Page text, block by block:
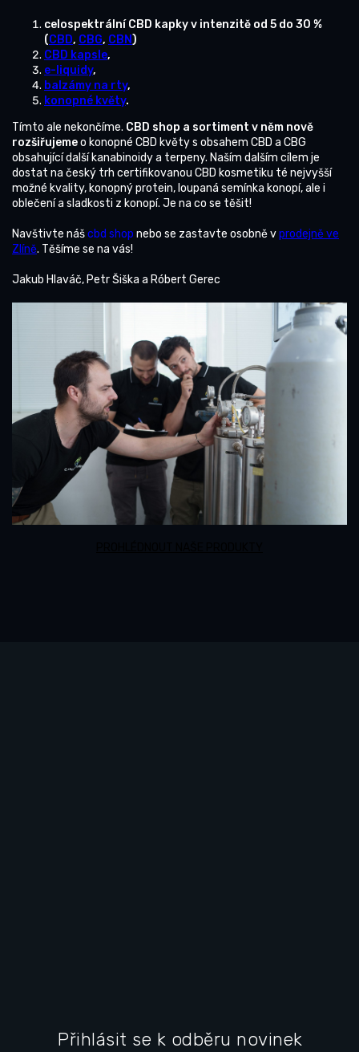
celospektrální CBD kapky v intenzitě od 5 do 30 %
(CBD, CBG, CBN)
CBD kapsle,
e-liquidy,
balzámy na rty,
konopné květy.
Tímto ale nekončíme. CBD shop a sortiment v něm nově
rozšiřujemeo konopné CBD květy s obsahem CBD a CBG
obsahující další kanabinoidy a terpeny. Naším dalším cílem je
dostat na český trh certifikovanou CBD kosmetiku té nejvyšší
možné kvality, konopný protein, loupaná semínka konopí, ale i
oblečení a sladkosti z konopí. Je na co se těšit!
Navštivte nášcbd shop nebo se zastavte osobně vprodejně ve
Zlíně. Těšíme se na vás!
Jakub Hlaváč, Petr Šiška a Róbert Gerec
Přihlásit se k odběru novinek